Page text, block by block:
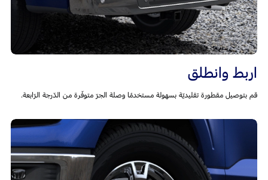
اربط وانطلق
قم بتوصيل مقطورة تقليديّة بسهولة مستخدمًا وصلة الجرّ متوفّرة من الدّرجة الرّابعة.